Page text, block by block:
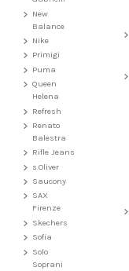
New
Balance
Nike
Primigi
Puma
Queen
Helena
Refresh
Renato
Balestra
Rifle Jeans
s.Oliver
Saucony
SAX
Firenze
Skechers
Sofia
Solo
Soprani